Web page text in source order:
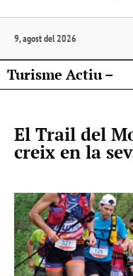
9, agost del 2026
Turisme Actiu –
El Trail del
creix en la